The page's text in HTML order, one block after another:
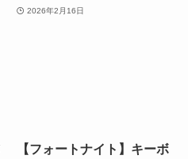
2026年2月16日
【フォートナイト】キーボ